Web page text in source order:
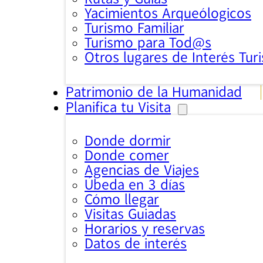
Yacimientos Arqueólogicos
Turismo Familiar
Turismo para Tod@s
Otros lugares de Interés
Patrimonio de la Humanidad
Planifica tu Visita
Donde dormir
Donde comer
Agencias de Viajes
Úbeda en 3 días
Cómo llegar
Visitas Guiadas
Horarios y reservas
Datos de interés